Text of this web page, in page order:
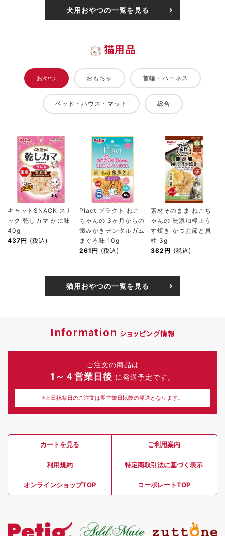
犬用おやつの一覧を見る
猫用品
おやつ おもちゃ 首輪・ハーネス
ベッド・ハウス・マット 総合
キャットSNACK スナ
ック 乾しカマ かに味
40g
437円 (税込)
Plact プラクト ねこ
ちゃんの 3ヶ月からの
歯みがきデンタルガム
まぐろ味 10g
261円 (税込)
素材そのまま ねこち
ゃんの 無添加極上う
す焼き かつお節と貝
柱 3g
382円 (税込)
猫用おやつの一覧を見る
Information ショッピング情報
ご注文の商品は
1～４営業日後 に発送予定です。
※土日祝祭日のご注文は翌営業日以降の発送となります。
カートを見る ご利用案内
利用規約 特定商取引法に基づく表示
オンラインショップTOP コーポレートTOP